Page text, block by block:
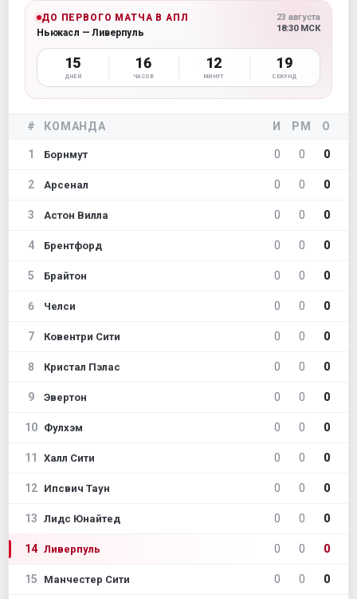
ДО ПЕРВОГО МАТЧА В АПЛ
Ньюкасл — Ливерпуль
23 августа
18:30 МСК
15
ДНЕЙ
16
ЧАСОВ
12
МИНУТ
18
СЕКУНД
# КОМАНДА И РМ О
1 Борнмут 0 0 0
2 Арсенал 0 0 0
3 Астон Вилла 0 0 0
4 Брентфорд 0 0 0
5 Брайтон 0 0 0
6 Челси 0 0 0
7 Ковентри Сити 0 0 0
8 Кристал Пэлас 0 0 0
9 Эвертон 0 0 0
10 Фулхэм 0 0 0
11 Халл Сити 0 0 0
12 Ипсвич Таун 0 0 0
13 Лидс Юнайтед 0 0 0
14 Ливерпуль 0 0 0
15 Манчестер Сити 0 0 0